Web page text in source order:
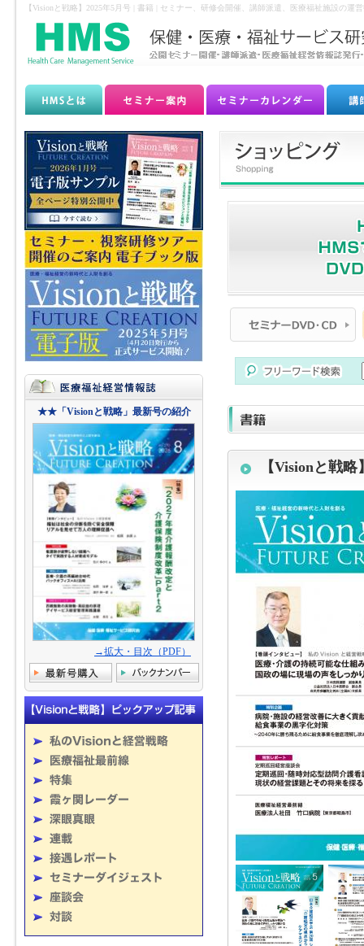
【Visionと戦略】2025年5月号 | 書籍 | セミナー、研修会開催、講師派遣、医療福祉施設の
★★「Visionと戦略」最新号の紹介
→拡大・目次（PDF）
【Visionと戦